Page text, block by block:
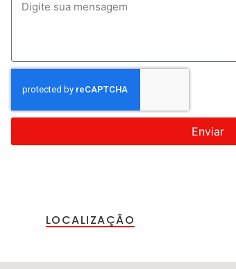
Enviar
LOCALIZAÇÃO